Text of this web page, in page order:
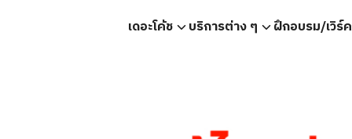
เดอะโค้ช บริการต่าง ๆ ฝึกอบรม/เวิร์